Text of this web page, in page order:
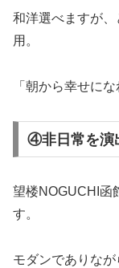
和洋選べますが
用。
「朝から幸せに
④非日常を演
望楼NOGUCHI函
す。
モダンでありなが